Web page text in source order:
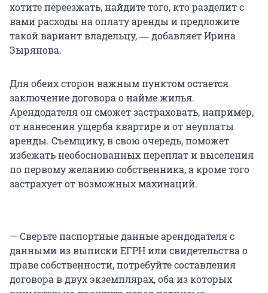
хотите переезжать, найдите того, кто разделит с
вами расходы на оплату аренды и предложите
такой вариант владельцу, ― добавляет Ирина
Зырянова.
Для обеих сторон важным пунктом остается
заключение договора о найме жилья.
Арендодателя он сможет застраховать, например,
от нанесения ущерба квартире и от неуплаты
аренды. Съемщику, в свою очередь, поможет
избежать необоснованных переплат и выселения
по первому желанию собственника, а кроме того
застрахует от возможных махинаций.
— Сверьте паспортные данные арендодателя с
данными из выписки ЕГРН или свидетельства о
праве собственности, потребуйте составления
договора в двух экземплярах, оба из которых